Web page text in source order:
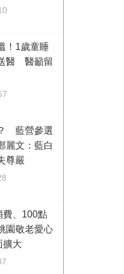
！1歲童睡
醫 醫籲留
藍營參選
麗文：藍白
尊嚴
費、100點
園敬老愛心
擴大